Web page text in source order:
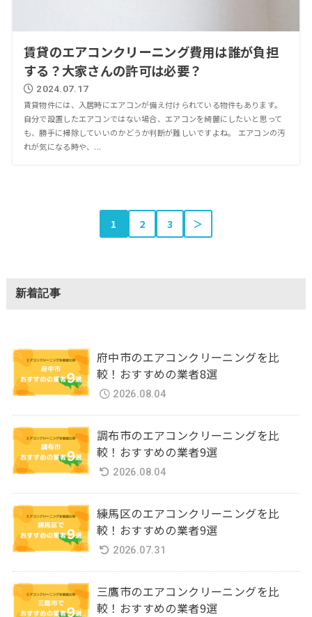
賃貸のエアコンクリーニング費用は誰が負担
する？大家さんの許可は必要？
2024.07.17
賃貸物件には、入居時にエアコンが備え付けられている物件もあります。
自分で設置したエアコンではない場合、エアコンを綺麗にしたいと思って
も、勝手に掃除していいのかどうか判断が難しいですよね。 エアコンの汚
れが気になる時や、...
1 2 3 ＞
新着記事
府中市のエアコンクリーニングを比
較！おすすめの業者8選
2026.08.04
調布市のエアコンクリーニングを比
較！おすすめの業者9選
2026.08.04
練馬区のエアコンクリーニングを比
較！おすすめの業者9選
2026.07.31
三鷹市のエアコンクリーニングを比
較！おすすめの業者9選